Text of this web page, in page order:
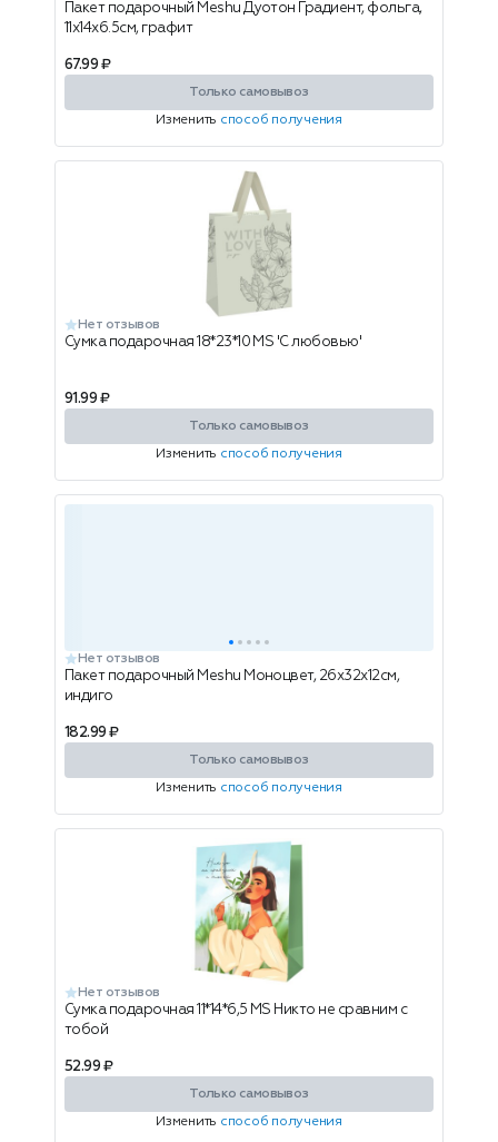
Пакет подарочный Meshu Дуотон Градиент, фольга,
11х14х6.5см, графит
67.99 ₽
Только самовывоз
Изменить способ получения
Нет отзывов
Сумка подарочная 18*23*10 MS 'С любовью'
91.99 ₽
Только самовывоз
Изменить способ получения
Нет отзывов
Пакет подарочный Meshu Моноцвет, 26х32х12см,
индиго
182.99 ₽
Только самовывоз
Изменить способ получения
Нет отзывов
Сумка подарочная 11*14*6,5 MS Никто не сравним с
тобой
52.99 ₽
Только самовывоз
Изменить способ получения